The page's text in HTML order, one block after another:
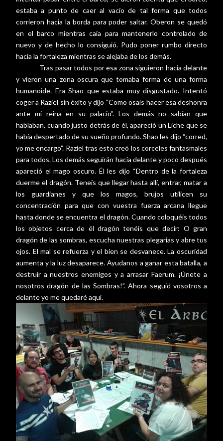
estaba a punto de caer al vacío de tal forma que todos
corrieron hacia la borda para poder saltar. Oberon se quedó
en el barco mientras caía para mantenerlo controlado de
nuevo y de hecho lo consiguió. Pudo poner rumbo directo
hacia la fortaleza mientras se alejaba de los demás.
Tras pasar todos por esa zona siguieron hacia delante
y vieron una zona oscura que tomaba forma de una forma
humanoide. Era Shao que estaba muy disgustado. Intentó
coger a Raziel sin éxito y dijo “Como osaís hacer esa deshonra
ante mi reina en su palacio”. Los demás no sabían que
hablaban, cuando justo detrás de él, apareció un Liche que se
había despertado de su sueño profundo. Shao les dijo “corred,
yo me encargo”. Raziel tras esto creó los corceles fantasmales
para todos. Los demás seguirán hacia delante y poco después
apareció el mago oscuro. Él les dijo “Dentro de la fortaleza
duerme el dragón. Teneís que llegar hasta allí, entrar, matar a
los guardianes y que los magos, brujos utilicen su
concentración para que con vuestra fuerza arcana llegue
hasta donde se encuentra el dragón. Cuando coloquéis todos
los objetos cerca de él dragón tenéis que decir: O gran
dragón de las sombras, escucha nuestras plegarias y abre tus
ojos. El mal se refuerza y el bien se desvanece. La oscuridad
aumenta y la luz desaparece. Ayudanos a ganar esta batalla, a
destruir a nuestros enemigos y a arrasar Faerum. ¡Únete a
nosotros dragón de las Sombras!”. Ahora seguid vosotros a
delante yo me quedaré aquí.